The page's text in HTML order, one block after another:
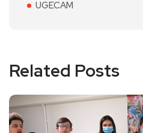
UGECAM
Related Posts